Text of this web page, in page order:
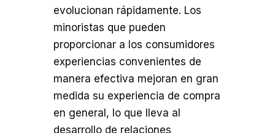
evolucionan rápidamente. Los
minoristas que pueden
proporcionar a los consumidores
experiencias convenientes de
manera efectiva mejoran en gran
medida su experiencia de compra
en general, lo que lleva al
desarrollo de relaciones